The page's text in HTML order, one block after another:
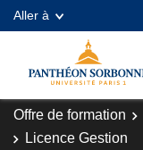
Aller à
Offre de formation
Licence Gestion